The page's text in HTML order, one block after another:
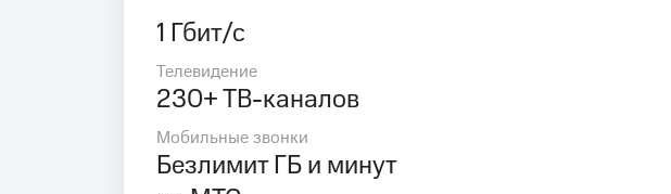
1 Гбит/с
Телевидение
230+ ТВ-каналов
Мобильные звонки
Безлимит ГБ и минут